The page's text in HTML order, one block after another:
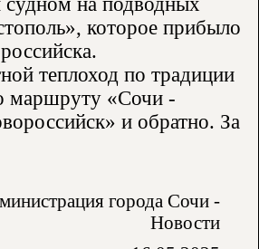
которое прибыло
теплоход по традиции
маршруту «Сочи -
и обратно. За
города Сочи -
Новости